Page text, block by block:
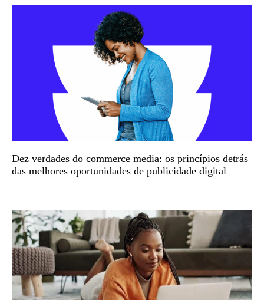
Dez verdades do commerce media: os princípios detrás
das melhores oportunidades de publicidade digital